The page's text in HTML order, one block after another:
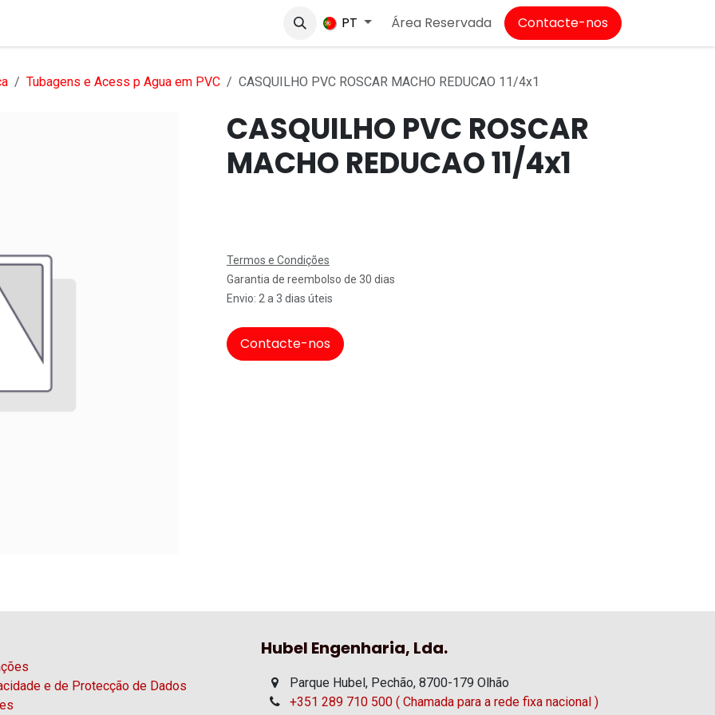
Empregos
PT Área Reservada Contacte-nos
Tubagens e Acess p Agua em PVC CASQUILHO PVC ROSCAR MACHO REDUCAO 11/4x1
CASQUILHO PVC ROSCAR
MACHO REDUCAO 11/4x1
Termos e Condições
Garantia de reembolso de 30 dias
Envio: 2 a 3 dias úteis
Contacte-nos
Hubel Engenharia, Lda.
Parque Hubel, Pechão, 8700-179 Olhão
+351 289 710 500 ( Chamada para a rede fixa nacional )
e de Protecção de Dados